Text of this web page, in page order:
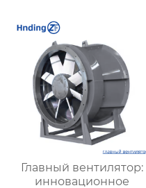
| Купить с доставкой
Главный вентилятор:
инновационное